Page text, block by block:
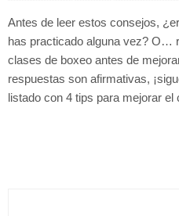
Antes de leer estos consejos,
has practicado alguna vez? O…
clases de boxeo antes de
respuestas son afirmativas,
listado con 4 tips para mejorar
distancia, será importante elevar